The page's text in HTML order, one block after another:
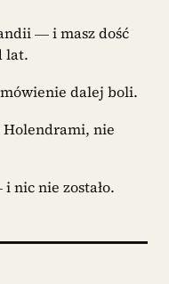
— i masz dość
lat.
dalej boli.
Holendrami, nie
nic nie zostało.